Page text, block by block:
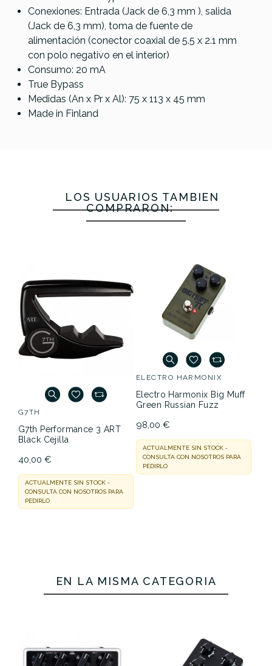
Conexiones: Entrada (Jack de 6,3 mm ), salida
(Jack de 6,3 mm), toma de fuente de
alimentación (conector coaxial de 5.5 x 2.1 mm
con polo negativo en el interior)
Consumo: 20 mA
True Bypass
Medidas (An x Pr x Al): 75 x 113 x 45 mm
Made in Finland
LOS USUARIOS TAMBIÉN
COMPRARON:
G7TH
G7th Performance 3 ART
Black Cejilla
40,00 €
ACTUALMENTE SIN STOCK -
CONSULTA CON NOSOTROS PARA
PEDIRLO
ELECTRO HARMONIX
Electro Harmonix Big Muff
Green Russian Fuzz
98,00 €
ACTUALMENTE SIN STOCK -
CONSULTA CON NOSOTROS PARA
PEDIRLO
EN LA MISMA CATEGORÍA